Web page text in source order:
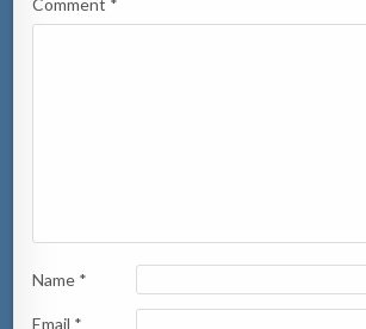
Name *
Email *